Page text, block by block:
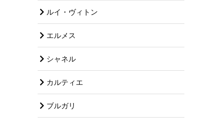
ルイ・ヴィトン
エルメス
シャネル
カルティエ
ブルガリ